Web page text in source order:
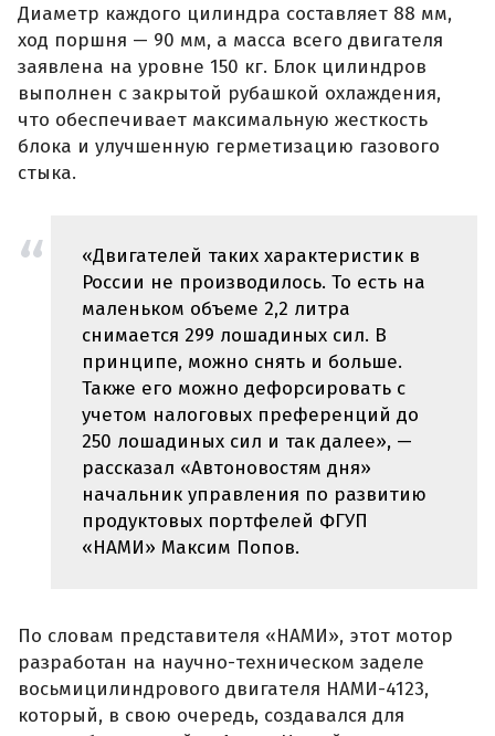
Диаметр каждого цилиндра составляет 88 мм,
ход поршня — 90 мм, а масса всего двигателя
заявлена на уровне 150 кг. Блок цилиндров
выполнен с закрытой рубашкой охлаждения,
что обеспечивает максимальную жесткость
блока и улучшенную герметизацию газового
стыка.
«Двигателей таких характеристик в
России не производилось. То есть на
маленьком объеме 2,2 литра
снимается 299 лошадиных сил. В
принципе, можно снять и больше.
Также его можно дефорсировать с
учетом налоговых преференций до
250 лошадиных сил и так далее», —
рассказал «Автоновостям дня»
начальник управления по развитию
продуктовых портфелей ФГУП
«НАМИ» Максим Попов.
По словам представителя «НАМИ», этот мотор
разработан на научно-техническом заделе
восьмицилиндрового двигателя НАМИ-4123,
который, в свою очередь, создавался для